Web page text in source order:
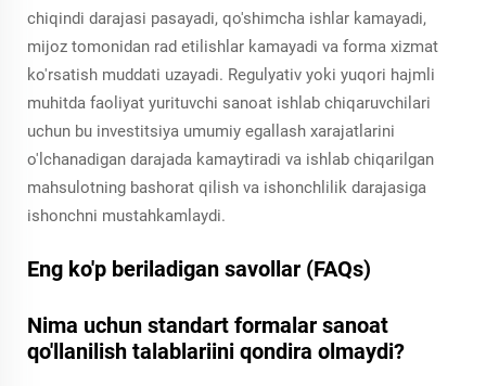
chiqindi darajasi pasayadi, qo'shimcha ishlar kamayadi,
mijoz tomonidan rad etilishlar kamayadi va forma xizmat
ko'rsatish muddati uzayadi. Regulyativ yoki yuqori hajmli
muhitda faoliyat yurituvchi sanoat ishlab chiqaruvchilari
uchun bu investitsiya umumiy egallash xarajatlarini
o'lchanadigan darajada kamaytiradi va ishlab chiqarilgan
mahsulotning bashorat qilish va ishonchlilik darajasiga
ishonchni mustahkamlaydi.
Eng ko'p beriladigan savollar (FAQs)
Nima uchun standart formalar sanoat
qo'llanilish talablariini qondira olmaydi?